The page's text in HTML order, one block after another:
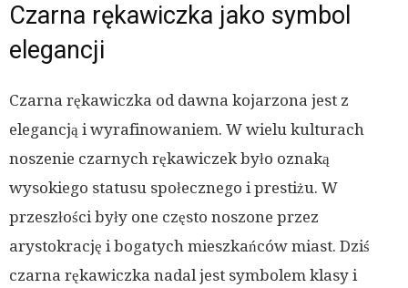
Czarna rękawiczka jako symbol
elegancji
Czarna rękawiczka od dawna kojarzona jest z
elegancją i wyrafinowaniem. W wielu kulturach
noszenie czarnych rękawiczek było oznaką
wysokiego statusu społecznego i prestiżu. W
przeszłości były one często noszone przez
arystokrację i bogatych mieszkańców miast. Dziś
czarna rękawiczka nadal jest symbolem klasy i